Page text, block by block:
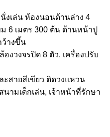
งเล่น ห้องนอนด้านล่าง 4
6 เมตร 300 ต้น ด้านหน้าปู
างขึ้น
งวงจรปิด 8 ตัว, เครื่องปรับ
ะสายสีเขียว ติดวงแหวน
นามเด็กเล่น, เจ้าหน้าที่รักษา